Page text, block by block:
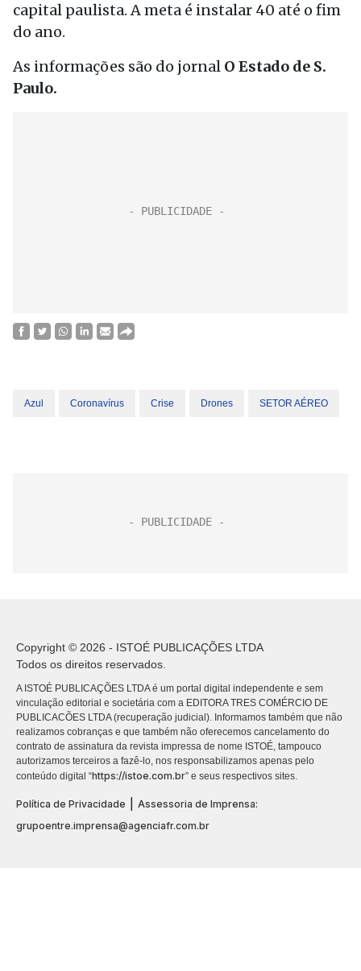
capital paulista. A meta é instalar 40 até o fim
do ano.
As informações são do jornal O Estado de S.
Paulo.
Azul Coronavírus Crise Drones SETOR AÉREO
Copyright © 2026 - ISTOÉ PUBLICAÇÕES LTDA
Todos os direitos reservados.
A ISTOÉ PUBLICAÇÕES LTDA é um portal digital independente e sem
vinculação editorial e societária com a EDITORA TRES COMÉRCIO DE
PUBLICACÕES LTDA (recuperação judicial). Informamos também que não
realizamos cobranças e que também não oferecemos cancelamento do
contrato de assinatura da revista impressa de nome ISTOÉ, tampouco
autorizamos terceiros a fazê-lo, nos responsabilizamos apenas pelo
conteúdo digital “https://istoe.com.br” e seus respectivos sites.
Política de Privacidade
Assessoria de Imprensa:
grupoentre.imprensa@agenciafr.com.br